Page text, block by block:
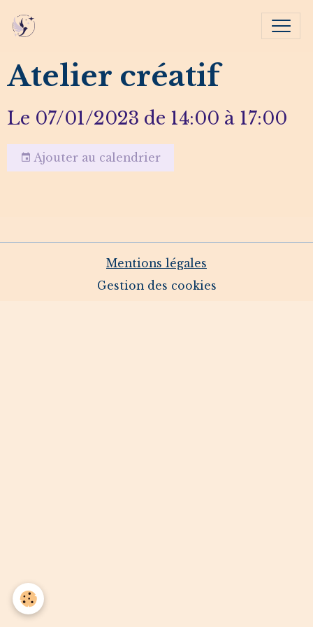
Atelier créatif
Le 07/01/2023 de 14:00 à 17:00
Ajouter au calendrier
Mentions légales
Gestion des cookies